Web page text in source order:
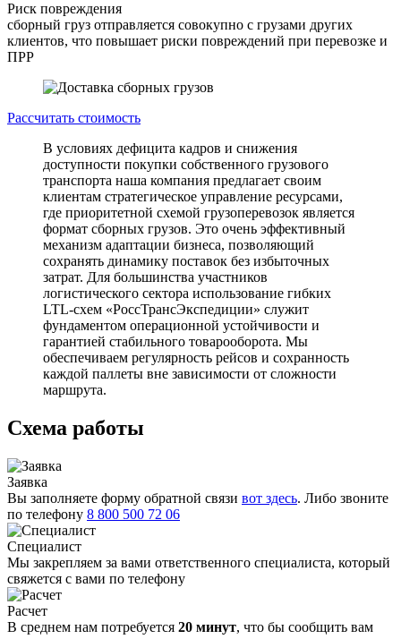
Риск повреждения
сборный груз отправляется совокупно с грузами других
клиентов, что повышает риски повреждений при перевозке и
ПРР
Рассчитать стоимость
В условиях дефицита кадров и снижения
доступности покупки собственного грузового
транспорта наша компания предлагает своим
клиентам стратегическое управление ресурсами,
где приоритетной схемой грузоперевозок является
формат сборных грузов. Это очень эффективный
механизм адаптации бизнеса, позволяющий
сохранять динамику поставок без избыточных
затрат. Для большинства участников
логистического сектора использование гибких
LTL-схем «РоссТрансЭкспедиции» служит
фундаментом операционной устойчивости и
гарантией стабильного товарооборота. Мы
обеспечиваем регулярность рейсов и сохранность
каждой паллеты вне зависимости от сложности
маршрута.
Схема работы
Заявка
Вы заполняете форму обратной связи вот здесь. Либо звоните
по телефону 8 800 500 72 06
Специалист
Мы закрепляем за вами ответственного специалиста, который
свяжется с вами по телефону
Расчет
В среднем нам потребуется 20 минут, что бы сообщить вам